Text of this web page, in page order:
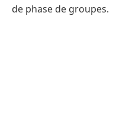
de phase de groupes.